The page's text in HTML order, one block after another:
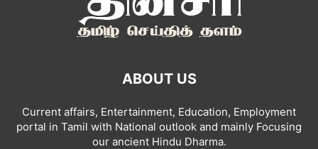
ABOUT US
Current affairs, Entertainment, Education, Employment
portal in Tamil with National outlook and mainly Focusing
our ancient Hindu Dharma.